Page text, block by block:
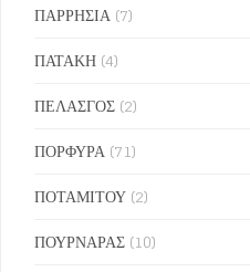
ΠΑΡΡΗΣΙΑ (7)
ΠΑΤΑΚΗ (4)
ΠΕΛΑΣΓΟΣ (2)
ΠΟΡΦΥΡΑ (71)
ΠΟΤΑΜΙΤΟΥ (2)
ΠΟΥΡΝΑΡΑΣ (10)